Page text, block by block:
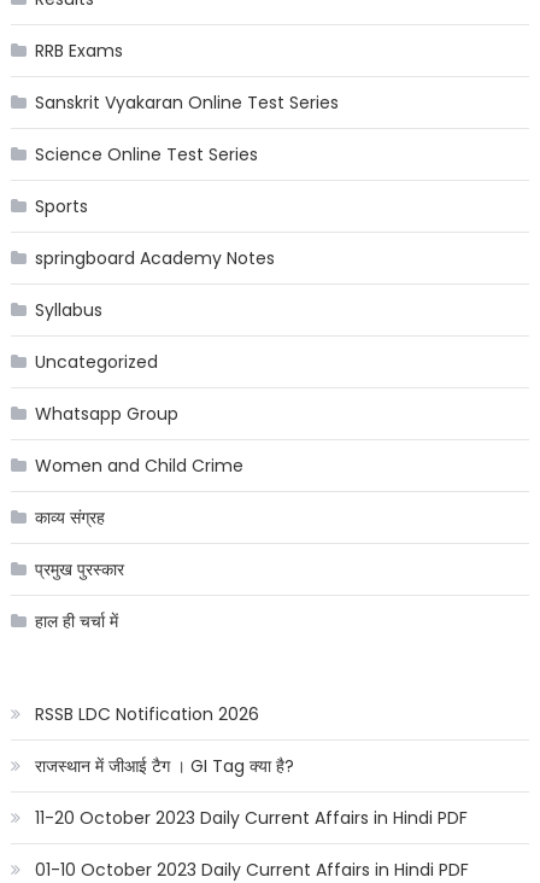
RRB Exams
Sanskrit Vyakaran Online Test Series
Science Online Test Series
Sports
springboard Academy Notes
Syllabus
Uncategorized
Whatsapp Group
Women and Child Crime
काव्य संग्रह
प्रमुख पुरस्कार
हाल ही चर्चा में
RSSB LDC Notification 2026
राजस्थान में जीआई टैग । GI Tag क्या है?
11-20 October 2023 Daily Current Affairs in Hindi PDF
01-10 October 2023 Daily Current Affairs in Hindi PDF